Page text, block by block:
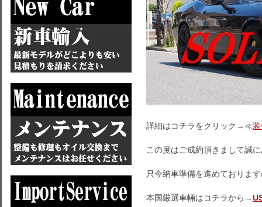
詳細はコチラをクリック→≪
この度はご成約頂きまして誠
只今納車準備を進めておりま
本国厳選車輛はコチラから→